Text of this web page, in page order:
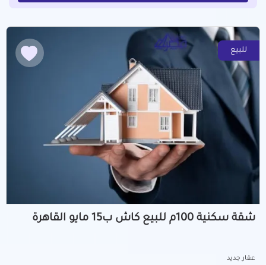
للبيع
شقة سكنية 100م للبيع كاش ب15 مايو القاهرة
عقار جديد